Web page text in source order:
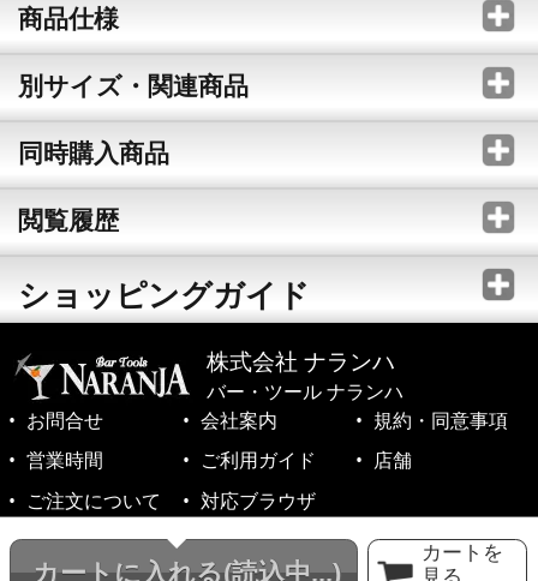
カートに入れる(読込中...)
カートを
商品仕様
別サイズ・関連商品
同時購入商品
閲覧履歴
ショッピングガイド
株式会社 ナランハ
バー・ツール ナランハ
お問合せ
会社案内
規約・同意事項
営業時間
ご利用ガイド
店舗
ご注文について
対応ブラウザ
©1999-2026 NARANJA Inc. All Rights Reserved.